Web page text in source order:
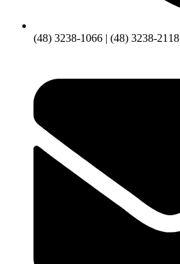
(48) 3238-1066 | (48) 3238-2118